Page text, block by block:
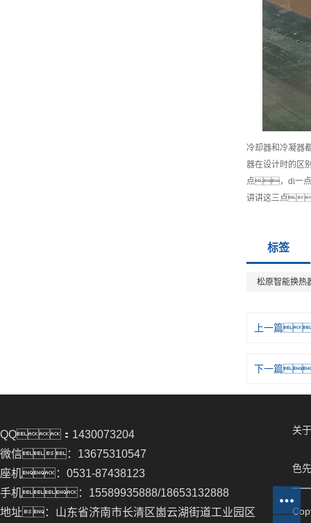
冷却器和冷凝器
器在设计时的区
点，di一
讲讲这三点
标签
松原智能换热
上一篇
下一篇
QQ：1430073204
微信：13675310547
座机：0531-87438123
手机：15589935888/18653132888
地址：山东省济南市长清区崮云湖街道工业园区
关
色